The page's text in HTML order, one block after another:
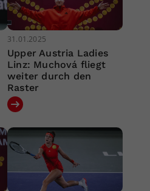
31.01.2025
Upper Austria Ladies
Linz: Muchová fliegt
weiter durch den
Raster